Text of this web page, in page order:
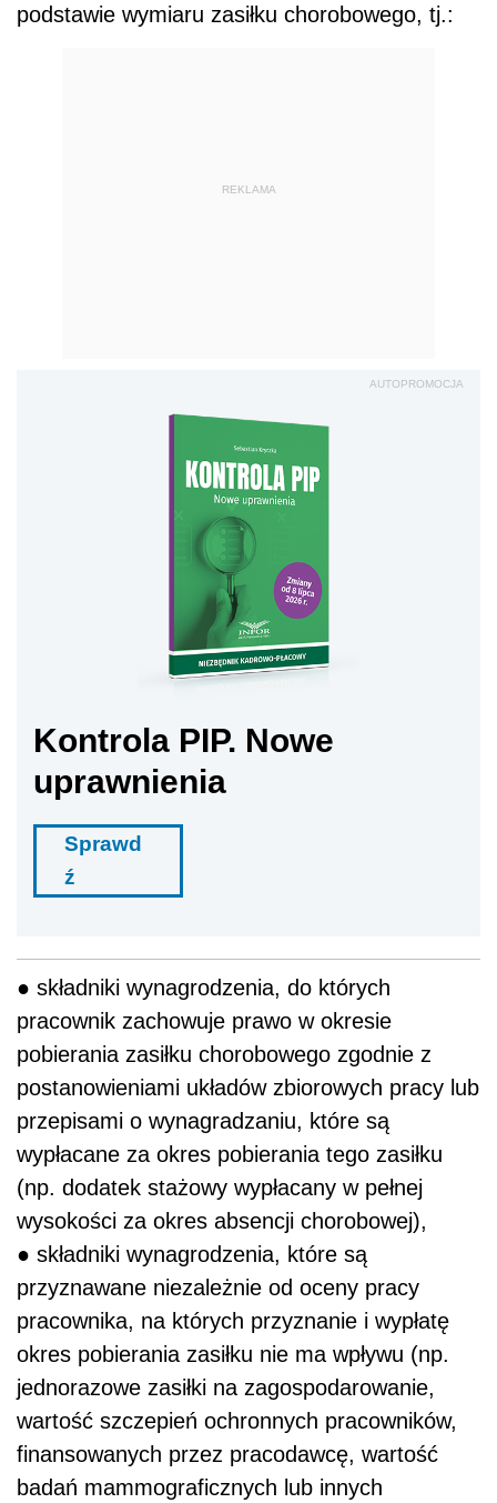
podstawie wymiaru zasiłku chorobowego, tj.:
REKLAMA
AUTOPROMOCJA
Kontrola PIP. Nowe
uprawnienia
Sprawd
ź
● składniki wynagrodzenia, do których
pracownik zachowuje prawo w okresie
pobierania zasiłku chorobowego zgodnie z
postanowieniami układów zbiorowych pracy lub
przepisami o wynagradzaniu, które są
wypłacane za okres pobierania tego zasiłku
(np. dodatek stażowy wypłacany w pełnej
wysokości za okres absencji chorobowej),
● składniki wynagrodzenia, które są
przyznawane niezależnie od oceny pracy
pracownika, na których przyznanie i wypłatę
okres pobierania zasiłku nie ma wpływu (np.
jednorazowe zasiłki na zagospodarowanie,
wartość szczepień ochronnych pracowników,
finansowanych przez pracodawcę, wartość
badań mammograficznych lub innych